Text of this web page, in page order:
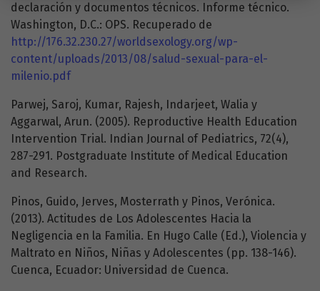
declaración y documentos técnicos. Informe técnico.
Washington, D.C.: OPS. Recuperado de
http://176.32.230.27/worldsexology.org/wp-
content/uploads/2013/08/salud-sexual-para-el-
milenio.pdf
Parwej, Saroj, Kumar, Rajesh, Indarjeet, Walia y
Aggarwal, Arun. (2005). Reproductive Health Education
Intervention Trial. Indian Journal of Pediatrics, 72(4),
287-291. Postgraduate Institute of Medical Education
and Research.
Pinos, Guido, Jerves, Mosterrath y Pinos, Verónica.
(2013). Actitudes de Los Adolescentes Hacia la
Negligencia en la Familia. En Hugo Calle (Ed.), Violencia y
Maltrato en Niños, Niñas y Adolescentes (pp. 138-146).
Cuenca, Ecuador: Universidad de Cuenca.